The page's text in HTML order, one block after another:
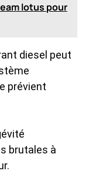
lotus pour
diesel peut
prévient
brutales à